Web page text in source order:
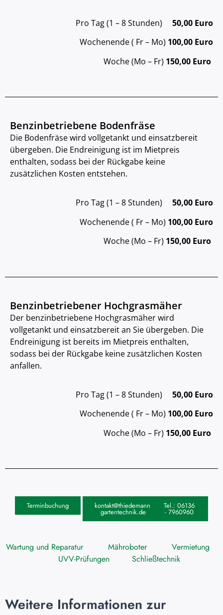
Pro Tag (1 – 8 Stunden) 50,00 Euro
Wochenende ( Fr – Mo) 100,00 Euro
Woche (Mo – Fr) 150,00 Euro
Benzinbetriebene Bodenfräse
Die Bodenfräse wird vollgetankt und einsatzbereit
übergeben. Die Endreinigung ist im Mietpreis
enthalten, sodass bei der Rückgabe keine
zusätzlichen Kosten entstehen.
Pro Tag (1 – 8 Stunden) 50,00 Euro
Wochenende ( Fr – Mo) 100,00 Euro
Woche (Mo – Fr) 150,00 Euro
Benzinbetriebener Hochgrasmäher
Der benzinbetriebene Hochgrasmäher wird
vollgetankt und einsatzbereit an Sie übergeben. Die
Endreinigung ist bereits im Mietpreis enthalten,
sodass bei der Rückgabe keine zusätzlichen Kosten
anfallen.
Pro Tag (1 – 8 Stunden) 50,00 Euro
Wochenende ( Fr – Mo) 100,00 Euro
Woche (Mo – Fr) 150,00 Euro
Terminbuchung kontakt@thiedemann-
gartentechnik.de
Tel.: 06136
- 7960960
Wartung und Reparatur Mähroboter
Vermietung
UVV-Prüfungen
Schließtechnik
Weitere Informationen zur